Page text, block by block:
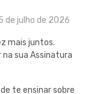
de julho de 2026
mais juntos.
sua Assinatura
te ensinar sobre